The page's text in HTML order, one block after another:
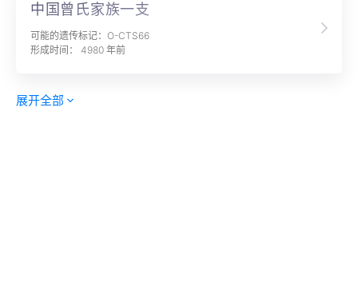
中国曾氏家族一支
可能的遗传标记：O-CTS66
形成时间： 4980 年前
展开全部